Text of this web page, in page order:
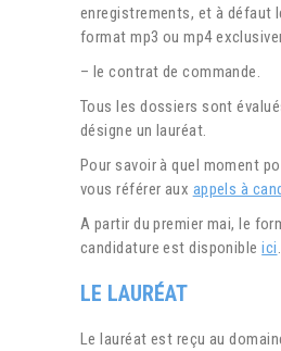
enregistrements, et à défaut
format mp3 ou mp4
– le contrat de commande.
Tous les dossiers sont
désigne un lauréat.
Pour savoir à quel moment
vous référer aux appels à
A partir du premier mai, le
candidature est disponibleici.
LE LAURÉAT
Le lauréat est reçu au